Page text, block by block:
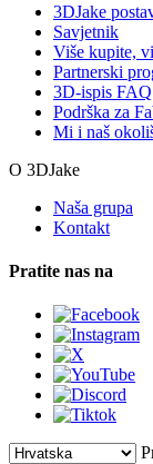
3DJake
Savjetnik
Više kupite,
Partnerski
3D-ispis FAQ
Podrška za
Mi i naš
O 3DJake
Naša grupa
Kontakt
Pratite nas na